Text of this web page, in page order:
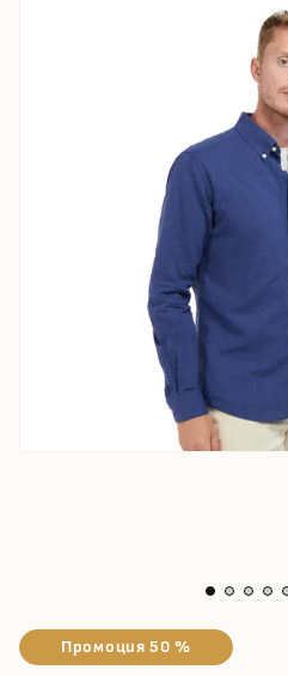
Промоция 50 %